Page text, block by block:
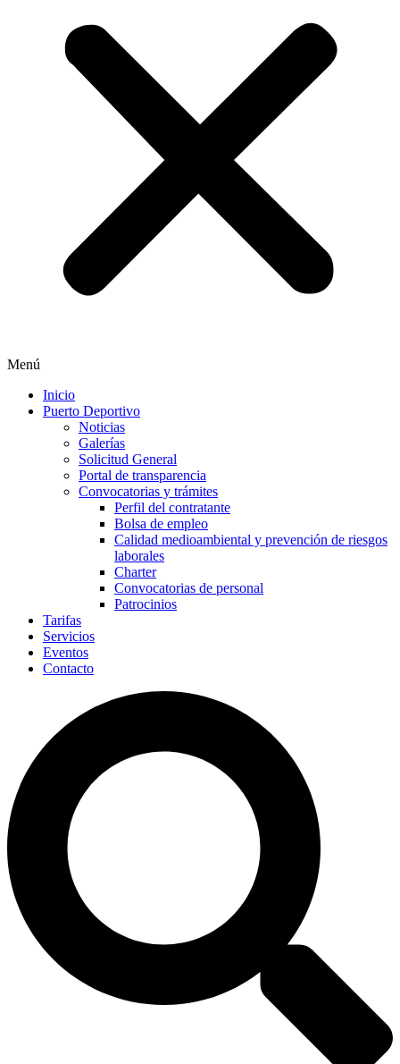
Menú
Inicio
Puerto Deportivo
Noticias
Galerías
Solicitud General
Portal de transparencia
Convocatorias y trámites
Perfil del contratante
Bolsa de empleo
Calidad medioambiental y prevención de riesgos
laborales
Charter
Convocatorias de personal
Patrocinios
Tarifas
Servicios
Eventos
Contacto